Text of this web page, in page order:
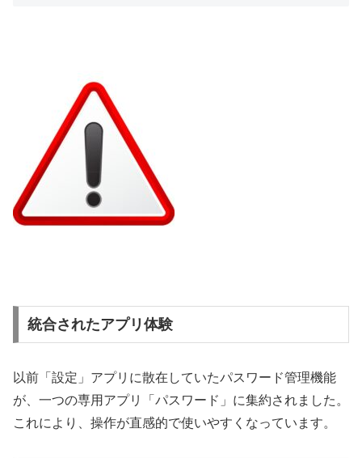
統合されたアプリ体験
以前「設定」アプリに散在していたパスワード管理機能
が、一つの専用アプリ「パスワード」に集約されました。
これにより、操作が直感的で使いやすくなっています。